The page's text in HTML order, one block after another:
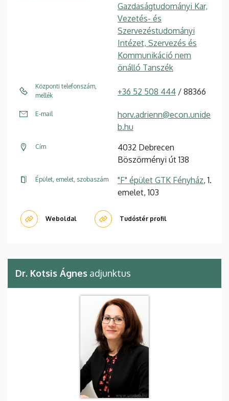
Gazdaságtudományi Kar,
Vezetés- és
Szervezéstudományi
Intézet, Szervezés és
Kommunikáció nem
önálló Tanszék
Központi telefonszám,
mellék
+36 52 508 444 / 88366
E-mail
horv.adrienn@econ.unide
b.hu
Cím
4032 Debrecen
Böszörményi út 138
Épület, emelet, szobaszám "F" épület GTK Fényház, 1.
emelet, 103
Weboldal Tudóstér profil
Dr. Kotsis Ágnes adjunktus